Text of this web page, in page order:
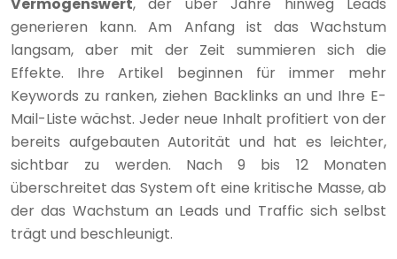
generieren kann. Am Anfang ist das Wachstum
langsam, aber mit der Zeit summieren sich die
Effekte. Ihre Artikel beginnen für immer mehr
Keywords zu ranken, ziehen Backlinks an und Ihre E-
Mail-Liste wächst. Jeder neue Inhalt profitiert von der
bereits aufgebauten Autorität und hat es leichter,
sichtbar zu werden. Nach 9 bis 12 Monaten
überschreitet das System oft eine kritische Masse, ab
der das Wachstum an Leads und Traffic sich selbst
trägt und beschleunigt.